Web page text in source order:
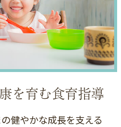
を育む食育指導
健やかな成長を支える